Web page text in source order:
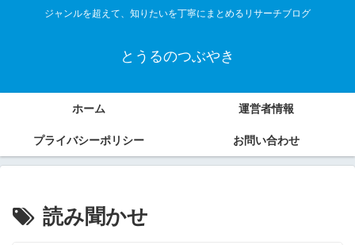
ジャンルを超えて、知りたいを丁寧にまとめるリサーチブログ
とうるのつぶやき
ホーム 運営者情報
プライバシーポリシー お問い合わせ
読み聞かせ